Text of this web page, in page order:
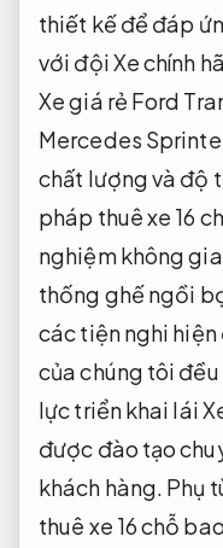
thiết kế để đáp
với đội Xe chính
Xe giá rẻ Ford
Mercedes
chất lượng và độ
pháp thuê xe 16
nghiệm không
thống ghế ngồi
các tiện nghi
của chúng tôi
lực triển khai lái
được đào tạo
khách hàng. Phụ
thuê xe 16 chỗ